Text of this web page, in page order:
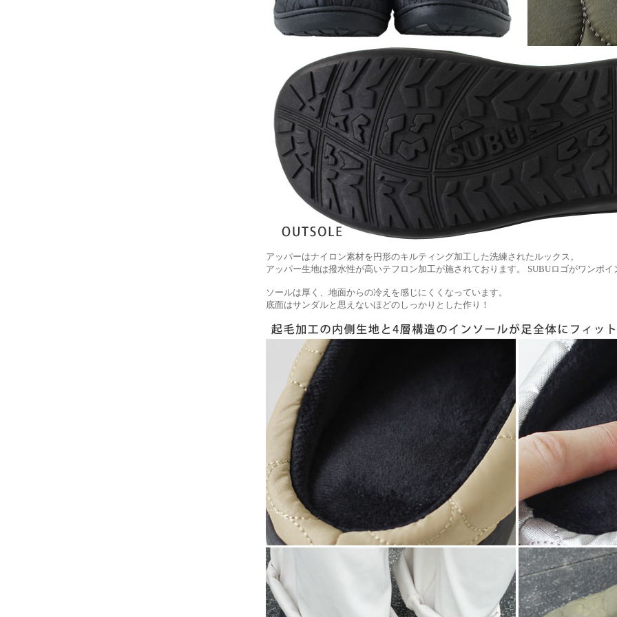
アッパーはナイロン素材を円形のキルティング加工した洗練されたルックス。
アッパー生地は撥水性が高いテフロン加工が施されております。 SUBUロゴがワンポイ
ソールは厚く、地面からの冷えを感じにくくなっています。
底面はサンダルと思えないほどのしっかりとした作り！